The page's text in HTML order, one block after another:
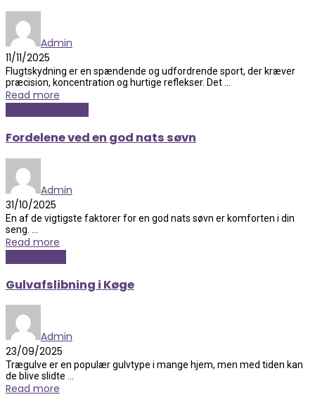
Admin
11/11/2025
Flugtskydning er en spændende og udfordrende sport, der kræver
præcision, koncentration og hurtige reflekser. Det ...
Read more
Fordelene ved en god nats søvn
Admin
31/10/2025
En af de vigtigste faktorer for en god nats søvn er komforten i din
seng. ...
Read more
Gulvafslibning i Køge
Admin
23/09/2025
Trægulve er en populær gulvtype i mange hjem, men med tiden kan
de blive slidte ...
Read more